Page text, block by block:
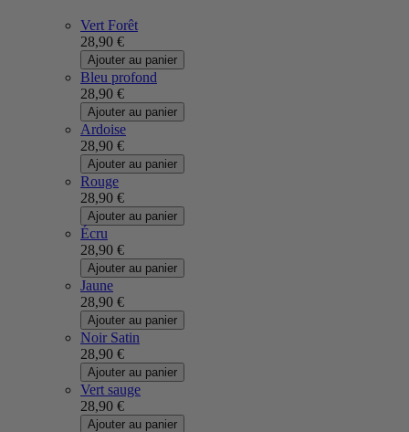
Vert Forêt
28,90 €
Ajouter au panier
Bleu profond
28,90 €
Ajouter au panier
Ardoise
28,90 €
Ajouter au panier
Rouge
28,90 €
Ajouter au panier
Écru
28,90 €
Ajouter au panier
Jaune
28,90 €
Ajouter au panier
Noir Satin
28,90 €
Ajouter au panier
Vert sauge
28,90 €
Ajouter au panier